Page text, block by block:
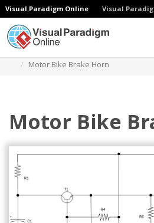
Visual Paradigm Online Visual
Motor Bike Brake Horn
Motor Bike